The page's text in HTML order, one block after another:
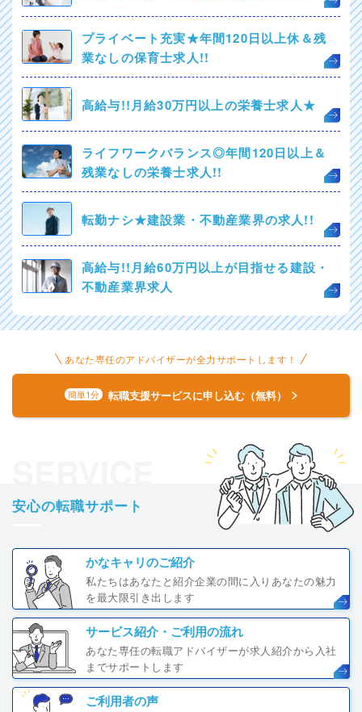
プライベート充実★年間120日以上休＆残
業なしの保育士求人!!
高給与!!月給30万円以上の栄養士求人★
ライフワークバランス◎年間120日以上＆
残業なしの栄養士求人!!
転勤ナシ★建設業・不動産業界の求人!!
高給与!!月給60万円以上が目指せる建設・
不動産業界求人
あなた専任のアドバイザーが全力サポートします！
簡単1分 転職支援サービスに申し込む（無料）
安心の転職サポート
かなキャリのご紹介
私たちはあなたと紹介企業の間に入りあなたの魅力
を最大限引き出します
サービス紹介・ご利用の流れ
あなた専任の転職アドバイザーが求人紹介から入社
までサポートします
ご利用者の声